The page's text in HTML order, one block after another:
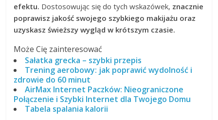
efektu. Dostosowując się do tych wskazówek, znacznie
poprawisz jakość swojego szybkiego makijażu oraz
uzyskasz świeższy wygląd w krótszym czasie.
Może Cię zainteresować
Sałatka grecka – szybki przepis
Trening aerobowy: jak poprawić wydolność i
zdrowie do 60 minut
AirMax Internet Paczków: Nieograniczone
Połączenie i Szybki Internet dla Twojego Domu
Tabela spalania kalorii